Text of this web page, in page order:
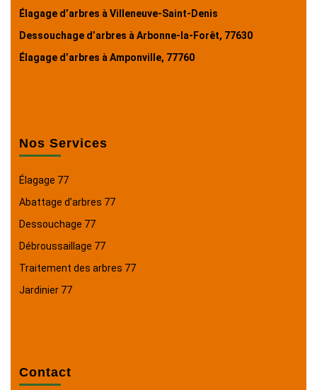
Élagage d’arbres à Villeneuve-Saint-Denis
Dessouchage d’arbres à Arbonne-la-Forêt, 77630
Élagage d’arbres à Amponville, 77760
Nos Services
Élagage 77
Abattage d’arbres 77
Dessouchage 77
Débroussaillage 77
Traitement des arbres 77
Jardinier 77
Contact